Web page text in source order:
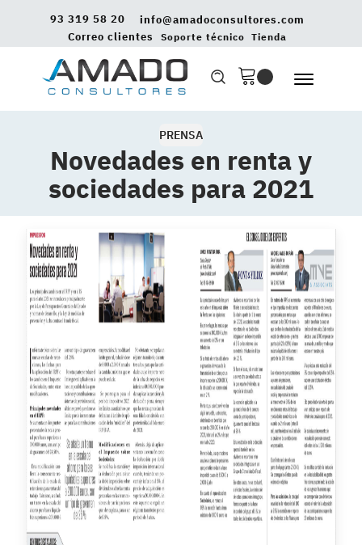
93 319 58 20
info@amadoconsultores.com
Correo clientes
Soporte técnico Tienda
PRENSA
Novedades en renta y
sociedades para 2021